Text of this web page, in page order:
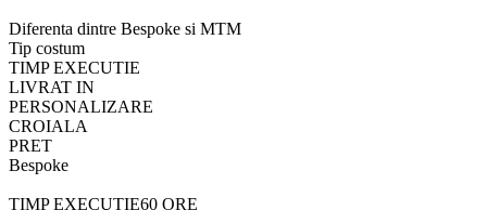
Diferenta dintre Bespoke si MTM
Tip costum
TIMP EXECUTIE
LIVRAT IN
PERSONALIZARE
CROIALA
PRET
Bespoke
TIMP EXECUTIE60 ORE